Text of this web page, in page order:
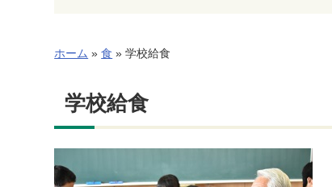
ホーム » 食 » 学校給食
学校給食